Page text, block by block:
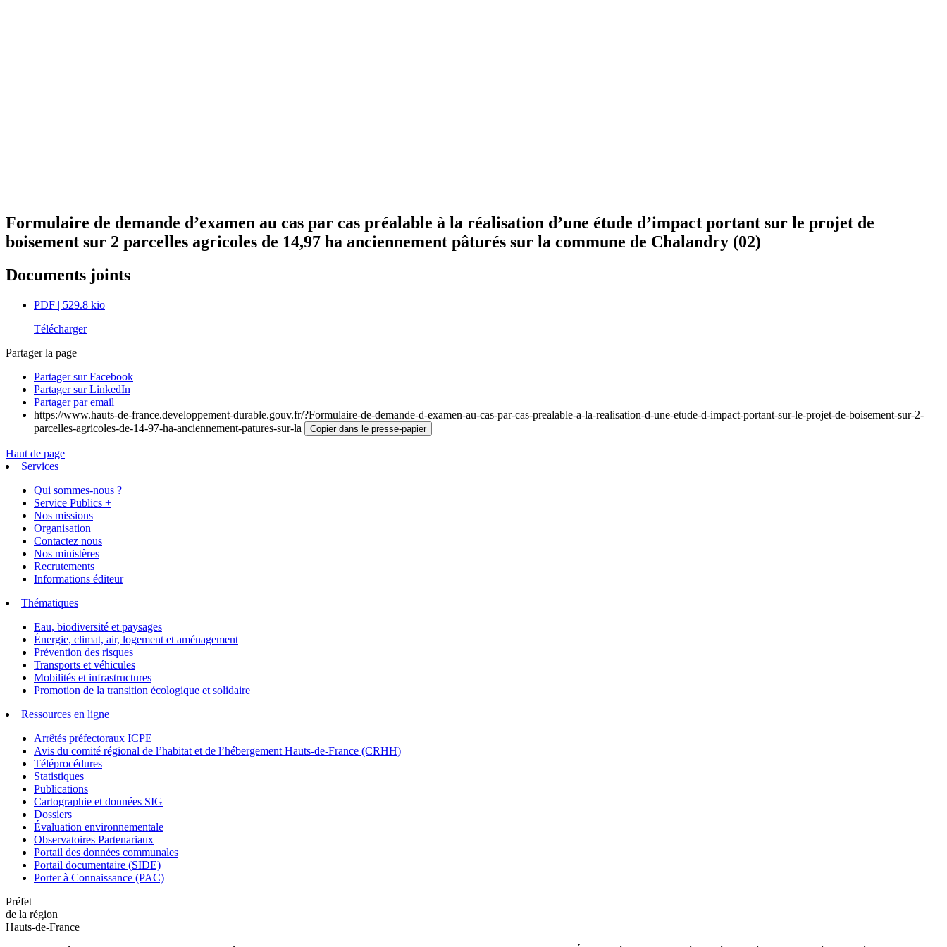
Formulaire de demande d’examen au cas par cas préalable à la réalisation d’une étude d’impact portant sur le projet de
boisement sur 2 parcelles agricoles de 14,97 ha anciennement pâturés sur la commune de Chalandry (02)
Documents joints
PDF | 529.8 kio
Télécharger
Partager la page
Partager sur Facebook
Partager sur LinkedIn
Partager par email
https://www.hauts-de-france.developpement-durable.gouv.fr/?Formulaire-de-demande-d-examen-au-cas-par-cas-prealable-a-la-realisation-d-une-etude-d-impact-portant-sur-le-projet-de-boisement-sur-2-
parcelles-agricoles-de-14-97-ha-anciennement-patures-sur-la
Copier dans le presse-papier
Haut de page
Services
Qui sommes-nous ?
Service Publics +
Nos missions
Organisation
Contactez nous
Nos ministères
Recrutements
Informations éditeur
Thématiques
Eau, biodiversité et paysages
Énergie, climat, air, logement et aménagement
Prévention des risques
Transports et véhicules
Mobilités et infrastructures
Promotion de la transition écologique et solidaire
Ressources en ligne
Arrêtés préfectoraux ICPE
Avis du comité régional de l’habitat et de l’hébergement Hauts-de-France (CRHH)
Téléprocédures
Statistiques
Publications
Cartographie et données SIG
Dossiers
Évaluation environnementale
Observatoires Partenariaux
Portail des données communales
Portail documentaire (SIDE)
Porter à Connaissance (PAC)
Préfet
de la région
Hauts-de-France